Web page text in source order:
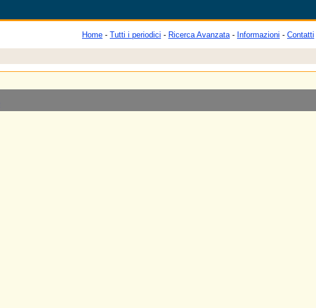
Home - Tutti i periodici - Ricerca Avanzata- Informazioni - Contatti